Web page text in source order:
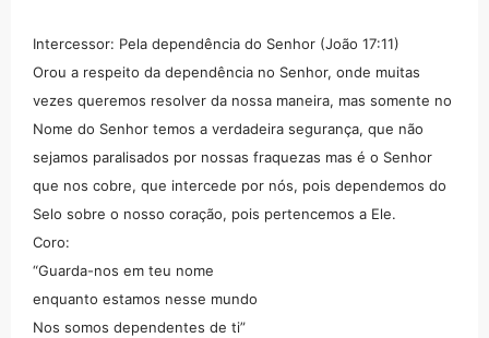
Intercessor: Pela dependência do Senhor (João 17:11)
Orou a respeito da dependência no Senhor, onde muitas
vezes queremos resolver da nossa maneira, mas somente no
Nome do Senhor temos a verdadeira segurança, que não
sejamos paralisados por nossas fraquezas mas é o Senhor
que nos cobre, que intercede por nós, pois dependemos do
Selo sobre o nosso coração, pois pertencemos a Ele.
Coro:
“Guarda-nos em teu nome
enquanto estamos nesse mundo
Nos somos dependentes de ti”